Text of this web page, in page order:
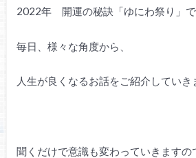
2022年 開運の秘訣「ゆにわ祭り」で
毎日、様々な角度から、
人生が良くなるお話をご紹介していき
聞くだけで意識も変わっていきますの